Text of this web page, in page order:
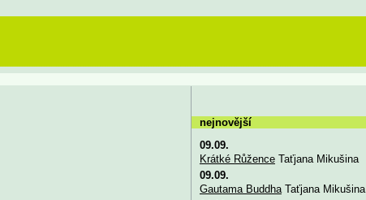
nejnovější
09.09.
Krátké RůženceTaťjana Mikušina
09.09.
Gautama BuddhaTaťjana Mikušina